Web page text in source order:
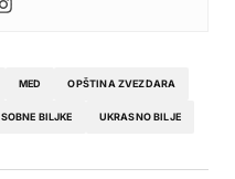
MED OPŠTINA ZVEZDARA
SOBNE BILJKE UKRASNO BILJE